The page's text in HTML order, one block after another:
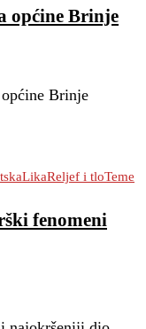
općine Brinje
Brinje
LikaReljef i tloTeme
fenomeni